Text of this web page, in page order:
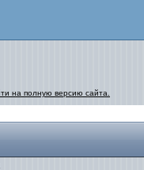
на полную версию сайта.